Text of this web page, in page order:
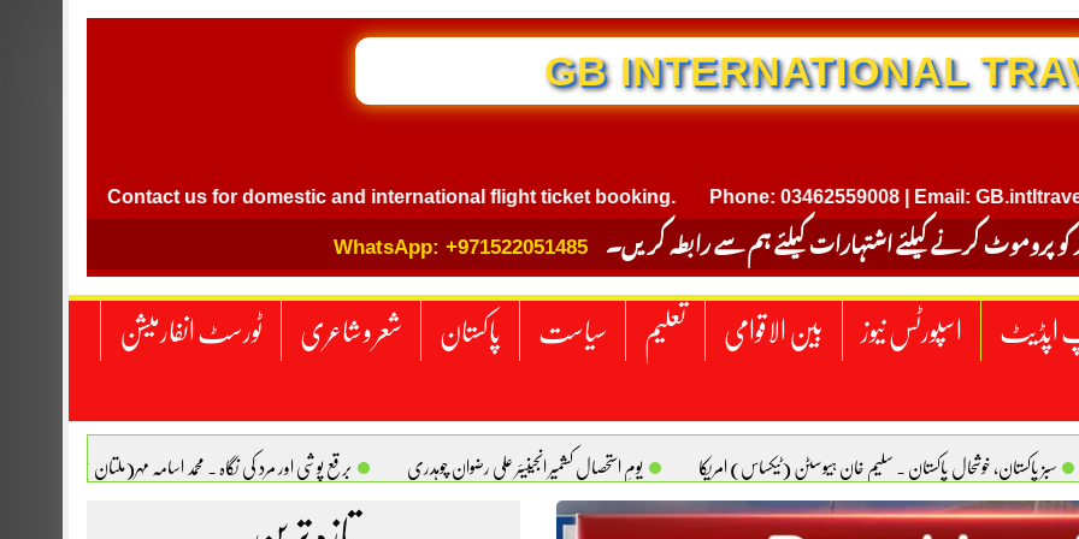
GB INTERNATIONAL TRAVEL
Contact us for domestic and international flight ticket booking. Phone: 03462559008 | Email:
کو پروموٹ کرنے کیلئے اشتہارات کیلئے ہم سے رابطہ کریں۔ WhatsApp: +971522051485
اپڈیٹ اسپورٹس نیوز بین الاقوامی تعلیم سیاست پاکستان شعر و شاعری ٹورسٹ انفارمیشن
سبز پاکستان، خوشحال پاکستان . سلیم خان ہیوسٹن (ٹیکساس) امریکا یومِ استحصالِ کشمیر انجینیئر علی رضوان چوہدری برقع پوشی اور مرد کی نگاہ . محمد اسامہ مہر(ملتان )
کی اصل پہچان. یاسر دانیال صابری